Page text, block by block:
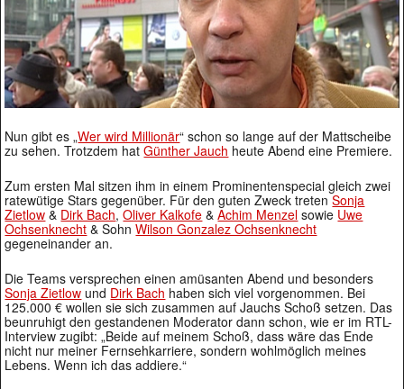
Nun gibt es „Wer wird Millionär“ schon so lange auf der Mattscheibe
zu sehen. Trotzdem hatGünther Jauch heute Abend eine Premiere.
Zum ersten Mal sitzen ihm in einem Prominentenspecial gleich zwei
ratewütige Stars gegenüber. Für den guten Zweck tretenSonja
Zietlow & Dirk Bach,Oliver Kalkofe &Achim Menzel sowie Uwe
Ochsenknecht & SohnWilson Gonzalez Ochsenknecht
gegeneinander an.
Die Teams versprechen einen amüsanten Abend und besonders
Sonja Zietlow und Dirk Bach haben sich viel vorgenommen. Bei
125.000 € wollen sie sich zusammen auf Jauchs Schoß setzen. Das
beunruhigt den gestandenen Moderator dann schon, wie er im RTL-
Interview zugibt: „Beide auf meinem Schoß, dass wäre das Ende
nicht nur meiner Fernsehkarriere, sondern wohlmöglich meines
Lebens. Wenn ich das addiere.“